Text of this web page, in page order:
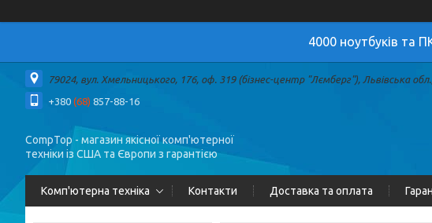
4000 ноутбуків та
79024, вул. Хмельницького, 176, оф. 319 (бізнес-центр "Лємберг"), Львівська
+380 (68) 857-88-16
CompTop - магазин якісної комп'ютерної
техніки із США та Європи з гарантією
Комп'ютерна техніка Контакти Доставка та оплата